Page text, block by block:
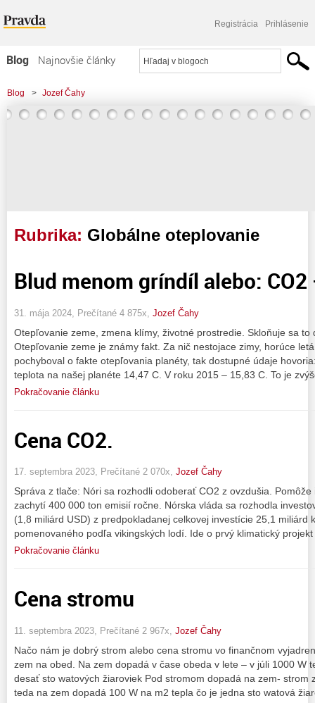
Registrácia Prihlásenie
Blog
Najnovšie články
Najčítanejšie články
Najkomentovanejšie články
Blog > Jozef Čahy
Rubrika: Globálne oteplovanie
Blud menom gríndíl alebo:
31. mája 2024, Prečítané 4 875x, Jozef Čahy
Otepľovanie zeme, zmena klímy, životné prostredie. Skloňuje sa to
Otepľovanie zeme je známy fakt. Za nič nestojace zimy, horúce
pochyboval o fakte otepľovania planéty, tak dostupné údaje
teplota na našej planéte 14,47 C. V roku 2015 – 15,83 C. To je
Pokračovanie článku
Cena CO2.
17. septembra 2023, Prečítané 2 070x, Jozef Čahy
Správa z tlače: Nóri sa rozhodli odoberať CO2 z ovzdušia.
zachytí 400 000 ton emisií ročne. Nórska vláda sa rozhodla
(1,8 miliárd USD) z predpokladanej celkovej investície 25,1 miliárd
pomenovaného podľa vikingských lodí. Ide o prvý klimatický
Pokračovanie článku
Cena stromu
11. septembra 2023, Prečítané 2 967x, Jozef Čahy
Načo nám je dobrý strom alebo cena stromu vo finančnom
zem na obed. Na zem dopadá v čase obeda v lete – v júli 1000 W
desať sto watových žiaroviek Pod stromom dopadá na zem- strom
teda na zem dopadá 100 W na m2 tepla čo je jedna sto watová